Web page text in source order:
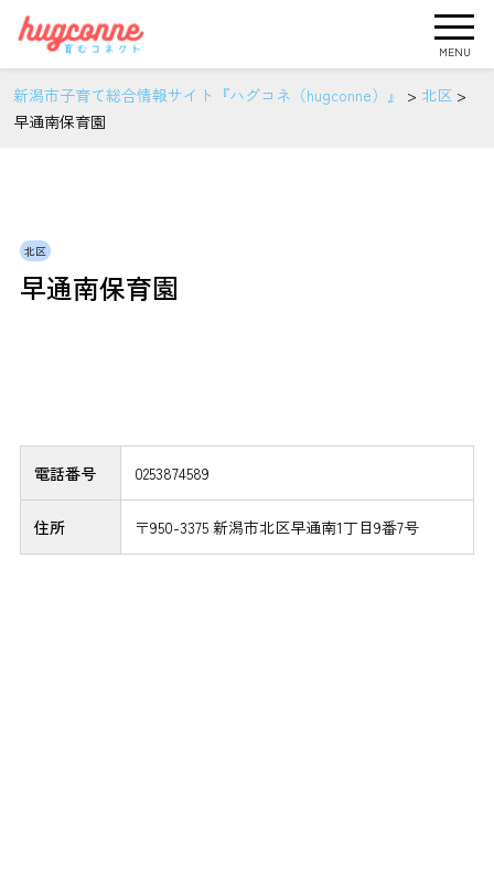
MENU
新潟市子育て総合情報サイト『ハグコネ（hugconne）』 > 北区 >
早通南保育園
北区
早通南保育園
電話番号 0253874589
住所 〒950-3375 新潟市北区早通南1丁目9番7号